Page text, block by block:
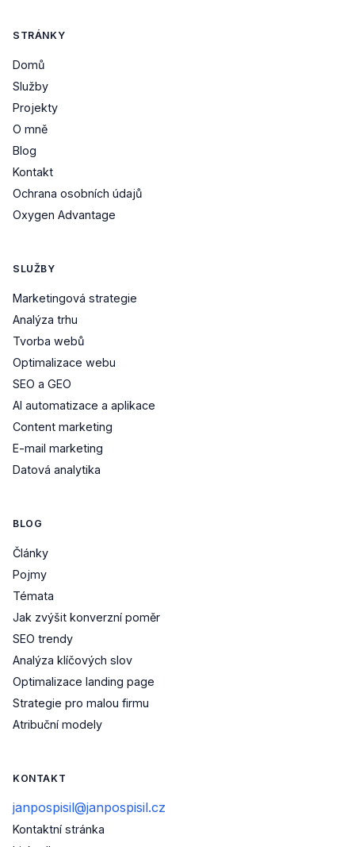
STRÁNKY
Domů
Služby
Projekty
O mně
Blog
Kontakt
Ochrana osobních údajů
Oxygen Advantage
SLUŽBY
Marketingová strategie
Analýza trhu
Tvorba webů
Optimalizace webu
SEO a GEO
AI automatizace a aplikace
Content marketing
E-mail marketing
Datová analytika
BLOG
Články
Pojmy
Témata
Jak zvýšit konverzní poměr
SEO trendy
Analýza klíčových slov
Optimalizace landing page
Strategie pro malou firmu
Atribuční modely
KONTAKT
janpospisil@janpospisil.cz
Kontaktní stránka